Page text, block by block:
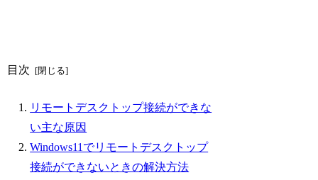
目次
リモートデスクトップ接続ができな
い主な原因
Windows11でリモートデスクトップ
接続ができないときの解決方法